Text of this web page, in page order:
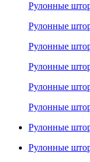
Рулонные
Рулонные
Рулонные
Рулонные
Рулонные
Рулонные
Рулонные
Рулонные